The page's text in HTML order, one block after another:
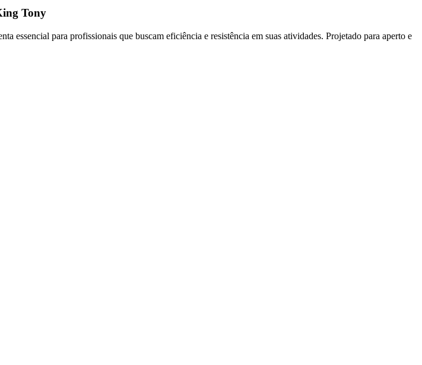
Tony
para profissionais que buscam eficiência e resistência em suas atividades. Projetado para aperto e